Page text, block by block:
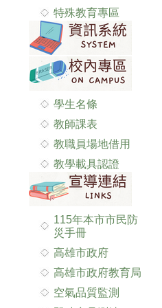
特殊教育專區
學生名條
教師課表
教職員場地借用
教學載具認證
115年本市市民防
災手冊
高雄市政府
高雄市政府教育局
空氣品質監測